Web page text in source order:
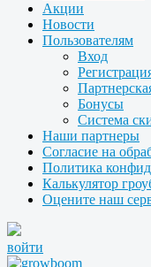
Акции
Новости
Пользователям
Вход
Бонусы
Система
Наши партнеры
Согласие на
Политика
Калькулятор
Оцените наш
войти